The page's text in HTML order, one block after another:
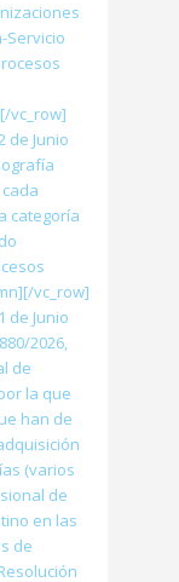
Servicio
vc_row]
de Junio
categoría
vc_row]
de Junio
2026,
de
la que
han de
(varios
de
en las
de